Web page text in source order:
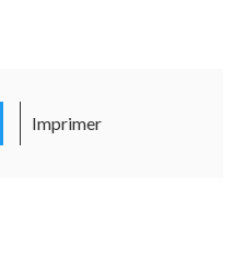
Twitter
Imprimer